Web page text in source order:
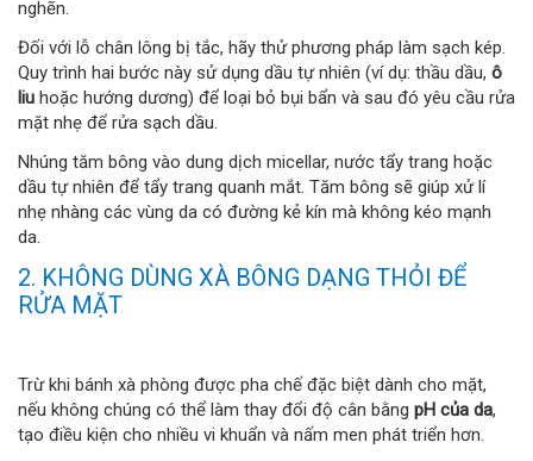
nghẽn.
Đối với lỗ chân lông bị tắc, hãy thử phương pháp làm sạch kép.
Quy trình hai bước này sử dụng dầu tự nhiên (ví dụ: thầu dầu, ô
liu hoặc hướng dương) để loại bỏ bụi bẩn và sau đó yêu cầu rửa
mặt nhẹ để rửa sạch dầu.
Nhúng tăm bông vào dung dịch micellar, nước tẩy trang hoặc
dầu tự nhiên để tẩy trang quanh mắt. Tăm bông sẽ giúp xử lí
nhẹ nhàng các vùng da có đường kẻ kín mà không kéo mạnh
da.
2. KHÔNG DÙNG XÀ BÔNG DẠNG THỎI ĐỂ
RỬA MẶT
Trừ khi bánh xà phòng được pha chế đặc biệt dành cho mặt,
nếu không chúng có thể làm thay đổi độ cân bằng pH của da,
tạo điều kiện cho nhiều vi khuẩn và nấm men phát triển hơn.